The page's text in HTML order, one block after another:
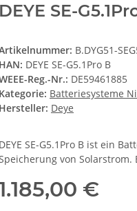
DEYE SE-
B.DYG51-
HAN: DEYE SE-G5.1Pro B
Reg.-Nr.: DE59461885
Kategorie: Batteriesysteme
Hersteller: Deye
DEYE SE-G5.1Pro B ist ein
von
€